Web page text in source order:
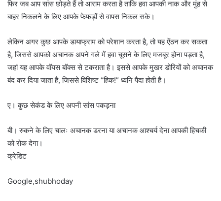
फिर जब आप सांस छोड़ते हैं तो आराम करता है ताकि हवा आपकी नाक और मुंह से
बाहर निकलने के लिए आपके फेफड़ों से वापस निकल सके।
लेकिन अगर कुछ आपके डायाफ्राम को परेशान करता है, तो यह ऐंठन कर सकता
है, जिससे आपको अचानक अपने गले में हवा चूसने के लिए मजबूर होना पड़ता है,
जहां यह आपके वॉयस बॉक्स से टकराता है। इससे आपके मुखर डोरियों को अचानक
बंद कर दिया जाता है, जिससे विशिष्ट “हिक!” ध्वनि पैदा होती है।
ए। कुछ सेकंड के लिए अपनी सांस पकड़ना
बी। रुकने के लिए चालः अचानक डरना या अचानक आश्चर्य देना आपकी हिचकी
को रोक देगा।
क्रेडिट
Google,shubhoday